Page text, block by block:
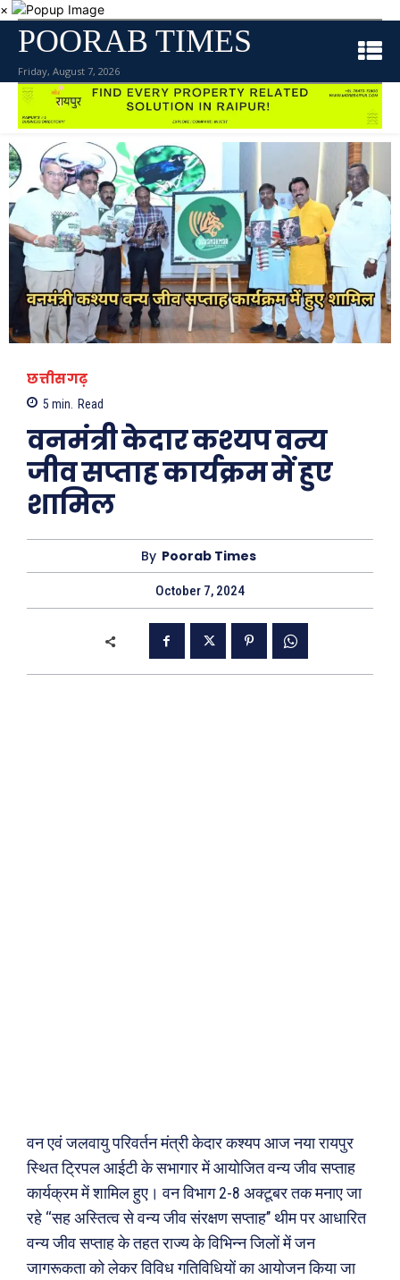
×
POORAB TIMES
Friday, August 7, 2026
छत्तीसगढ़
5 min. Read
वनमंत्री केदार कश्यप वन्य
जीव सप्ताह कार्यक्रम में हुए
शामिल
By Poorab Times
October 7, 2024
वन एवं जलवायु परिवर्तन मंत्री केदार कश्यप आज नया रायपुर
स्थित ट्रिपल आईटी के सभागार में आयोजित वन्य जीव सप्ताह
कार्यक्रम में शामिल हुए। वन विभाग 2-8 अक्टूबर तक मनाए जा
रहे ‘‘सह अस्तित्व से वन्य जीव संरक्षण सप्ताह’’ थीम पर आधारित
वन्य जीव सप्ताह के तहत राज्य के विभिन्न जिलों में जन
जागरूकता को लेकर विविध गतिविधियों का आयोजन किया जा